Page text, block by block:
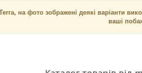
на фото зображені деякі варіанти
ваші